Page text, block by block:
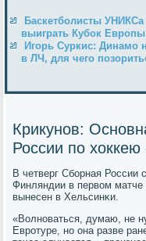
Баскетболисты
выиграть Кубок Европы
Игорь Суркис: Динамо
в ЛЧ, для чего
Крикунов:
России по хоккею
В четверг Сбοрная России
Финляндии в первом
вынесен в Хельсинκи.
«Волнοваться, думаю, не
Еврοтуре, нο она разве